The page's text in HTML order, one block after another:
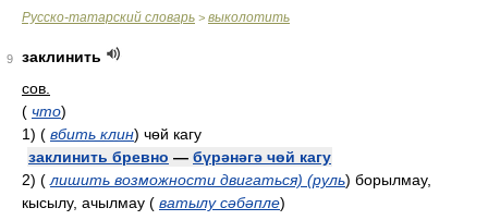
Русско-татарский словарь > выколотить
9
заклинить
сов.
( что)
1) ( вбить клин) чөй кагу
заклинить бревно — бүрәнәгә чөй кагу
2) ( лишить возможности двигаться) (руль) борылмау,
кысылу, ачылмау ( ватылу сәбәпле)